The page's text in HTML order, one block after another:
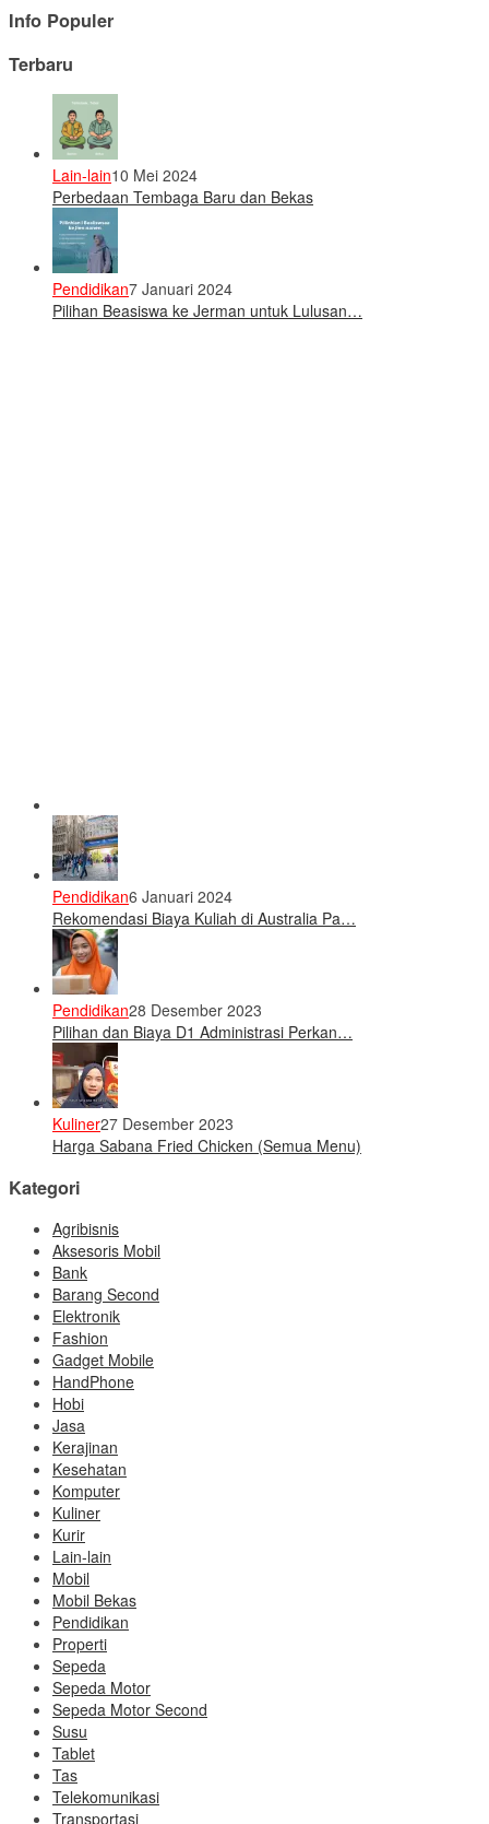
Info Populer
Terbaru
Lain-lain10 Mei 2024
Perbedaan Tembaga Baru dan Bekas
Pendidikan7 Januari 2024
Pilihan Beasiswa ke Jerman untuk Lulusan…
Pendidikan6 Januari 2024
Rekomendasi Biaya Kuliah di Australia Pa…
Pendidikan28 Desember 2023
Pilihan dan Biaya D1 Administrasi Perkan…
Kuliner27 Desember 2023
Harga Sabana Fried Chicken (Semua Menu)
Kategori
Agribisnis
Aksesoris Mobil
Bank
Barang Second
Elektronik
Fashion
Gadget Mobile
HandPhone
Hobi
Jasa
Kerajinan
Kesehatan
Komputer
Kuliner
Kurir
Lain-lain
Mobil
Mobil Bekas
Pendidikan
Properti
Sepeda
Sepeda Motor
Sepeda Motor Second
Susu
Tablet
Tas
Telekomunikasi
Transportasi